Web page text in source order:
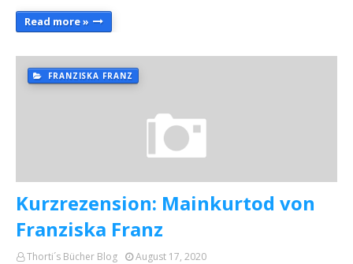
Read more »
FRANZISKA FRANZ
Kurzrezension: Mainkurtod von
Franziska Franz
Thorti´s Bücher Blog August 17, 2020